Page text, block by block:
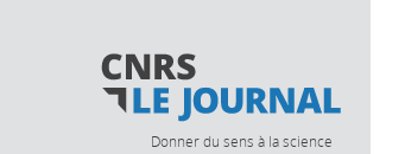
Donner du sens à la science